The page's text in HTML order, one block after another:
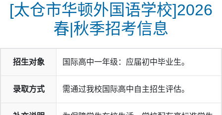
[太仓市华顿外国语学校]2026
春|秋季招考信息
招生对象 国际高中一年级：应届初中毕业生。
录取方式 需通过我校国际高中自主招生评估。